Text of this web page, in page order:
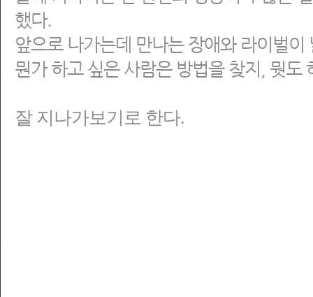
했다.
앞으로 나가는데 만나는 장애와 라이벌이
뭔가 하고 싶은 사람은 방법을 찾지, 뭣도
잘 지나가보기로 한다.